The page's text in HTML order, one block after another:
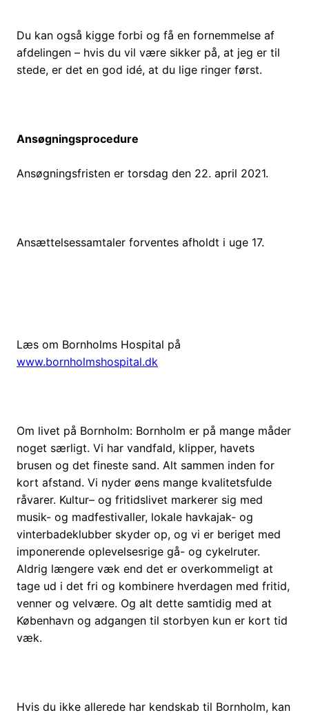
Du kan også kigge forbi og få en fornemmelse af
afdelingen – hvis du vil være sikker på, at jeg er til
stede, er det en god idé, at du lige ringer først.
Ansøgningsprocedure
Ansøgningsfristen er torsdag den 22. april 2021.
Ansættelsessamtaler forventes afholdt i uge 17.
Læs om Bornholms Hospital på
www.bornholmshospital.dk
Om livet på Bornholm: Bornholm er på mange måder
noget særligt. Vi har vandfald, klipper, havets
brusen og det fineste sand. Alt sammen inden for
kort afstand. Vi nyder øens mange kvalitetsfulde
råvarer. Kultur– og fritidslivet markerer sig med
musik- og madfestivaller, lokale havkajak- og
vinterbadeklubber skyder op, og vi er beriget med
imponerende oplevelsesrige gå- og cykelruter.
Aldrig længere væk end det er overkommeligt at
tage ud i det fri og kombinere hverdagen med fritid,
venner og velvære. Og alt dette samtidig med at
København og adgangen til storbyen kun er kort tid
væk.
Hvis du ikke allerede har kendskab til Bornholm, kan